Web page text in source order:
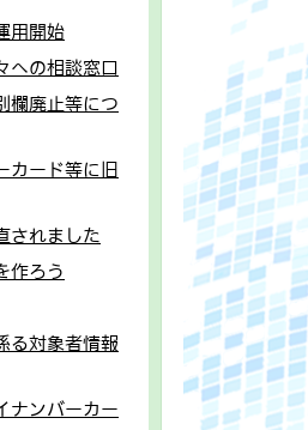
用開始
への相談窓口
欄廃止等につ
カード等に旧
されました
作ろう
る対象者情報
ナンバーカー